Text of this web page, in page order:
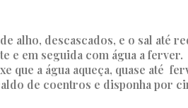
alho, descascados, e o sal até
e em seguida com água a ferver.
que a água aqueça, quase até
de coentros e disponha por